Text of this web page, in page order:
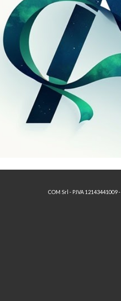
COM Srl - P.IVA 12143441009 -